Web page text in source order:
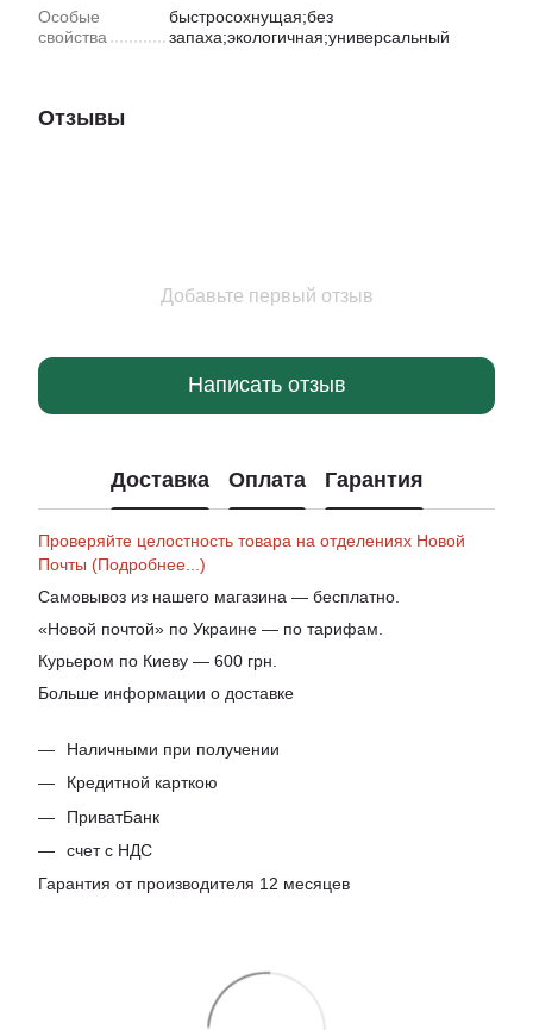
Особые
свойства
быстросохнущая;без
запаха;экологичная;универсальный
Отзывы
Добавьте первый отзыв
Написать отзыв
Доставка Оплата Гарантия
Проверяйте целостность товара на отделениях Новой
Почты (Подробнее...)
Самовывоз из нашего магазина — бесплатно.
«Новой почтой» по Украине — по тарифам.
Курьером по Киеву — 600 грн.
Больше информации о доставке
Наличными при получении
Кредитной карткою
ПриватБанк
счет с НДС
Гарантия от производителя 12 месяцев